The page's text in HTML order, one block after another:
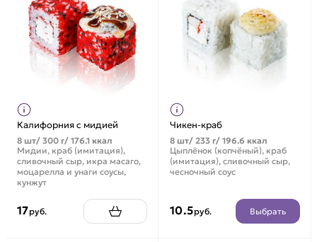
Калифорния с мидией
8 шт/ 300 г/ 176.1 ккал
Мидии, краб (имитация),
сливочный сыр, икра масаго,
моцарелла и унаги соусы,
кунжут
17руб.
Чикен-краб
8 шт/ 233 г/ 196.6 ккал
Цыплёнок (копчёный), краб
(имитация), сливочный сыр,
чесночный соус
10.5руб. Выбрать